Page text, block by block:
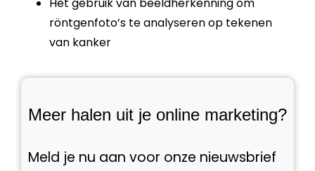
Het gebruik van beeldherkenning om
röntgenfoto’s te analyseren op tekenen
van kanker
Meer halen uit je online marketing?
Meld je nu aan voor onze nieuwsbrief